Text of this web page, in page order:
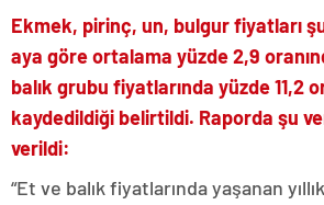
Ekmek, pirinç, un, bulgur fiyatları
aya göre ortalama yüzde 2,9
balık grubu fiyatlarında yüzde 11,2
kaydedildiği belirtildi. Raporda şu
verildi:
“Et ve balık fiyatlarında yaşanan